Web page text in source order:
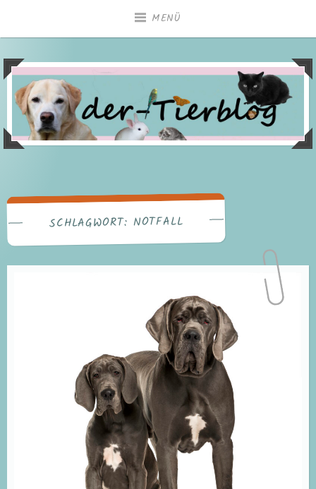
MENÜ
SCHLAGWORT: NOTFALL